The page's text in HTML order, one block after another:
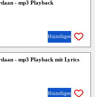
- mp3 Playback
Hinzufügen
- mp3 Playback mit Lyrics
Hinzufügen